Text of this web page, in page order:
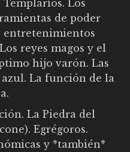
Los
de poder
entretenimientos
reyes magos y el
hijo varón. Las
La función de la
La Piedra del
Egrégoros.
y *también*